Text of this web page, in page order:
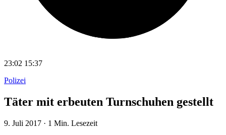
23:02 15:37
Polizei
Täter mit erbeuten Turnschuhen gestellt
9. Juli 2017 · 1 Min. Lesezeit